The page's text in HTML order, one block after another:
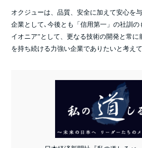
オクジューは、品質、安全に加えて安心を
企業として､今後とも「信用第一」の社訓の
イオニア”として、更なる技術の開発と常
を持ち続ける力強い企業でありたいと考えて